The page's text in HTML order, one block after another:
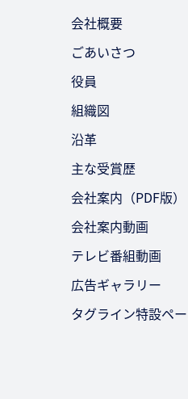
会社概要
ごあいさつ
役員
組織図
沿革
主な受賞歴
会社案内（PDF版）
会社案内動画
テレビ番組動画
広告ギャラリー
タグライン特設ペ